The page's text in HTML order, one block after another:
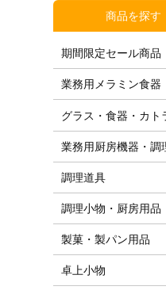
商品を探す
期間限定セール商品
業務用メラミン食器
グラス・食器・カト
業務用厨房機器・調
調理道具
調理小物・厨房用品
製菓・製パン用品
卓上小物